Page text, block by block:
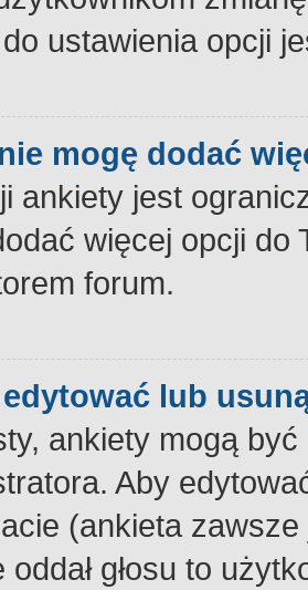
ustawienia opcji
mogę dodać
ankiety jest
więcej opcji
forum.
lub
ankiety mogą
Aby
(ankieta
oddał głosu to